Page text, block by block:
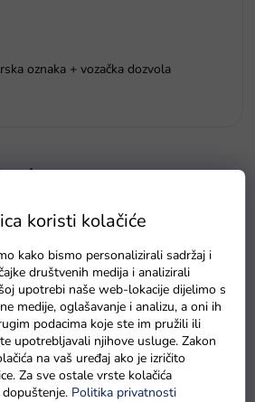
koristi kolačiće
kako bismo personalizirali sadržaj i
društvenih medija i analizirali
upotrebi naše web-lokacije dijelimo s
medije, oglašavanje i analizu, a oni ih
podacima koje ste im pružili ili
upotrebljavali njihove usluge. Zakon
na vaš uređaj ako je izričito
Za sve ostale vrste kolačića
Politika privatnosti
oznaka + vozačka dozvola
Choppersnažnog motora 2x45W.
na motor, dijete može nositi
je opremljen audio panelom koji
Dijete također može osvijetliti put
dječjeg električnog motora Chopper: